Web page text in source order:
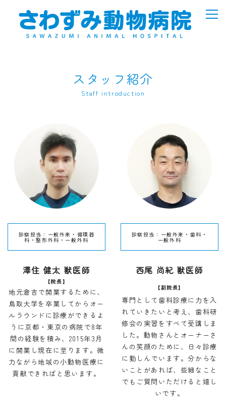
スタッフ紹介
Staff introduction
診察担当：一般外来・循環器
科・整形外科・一般外科
澤住 健太 獣医師
【院長】
地元倉吉で開業するために、
鳥取大学を卒業してからオー
ルラウンドに診療ができるよ
うに京都・東京の病院で8年
間の経験を積み、 2015年3月
に開業し現在に至ります。微
力ながら地域の小動物医療に
貢献できればと思います。
診察担当： 一般外来・歯科・
一般外科
西尾 尚紀 獣医師
【副院長】
専門として歯科診療に力を入
れていきたいと考え、歯科研
修会の実習をすべて受講しま
した。動物さんとオーナーさ
んの笑顔のために、日々診療
に勤しんでいます。分からな
いことがあれば、些細なこと
でもご質問いただけると嬉し
いです。